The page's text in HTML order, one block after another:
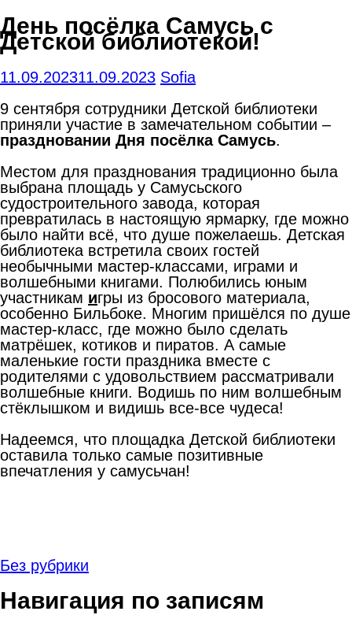
День посёлка Самусь с
Детской библиотекой!
11.09.202311.09.2023 Sofia
9 сентября сотрудники Детской библиотеки
приняли участие в замечательном событии –
праздновании Дня посёлка Самусь.
Местом для празднования традиционно была
выбрана площадь у Самусьского
судостроительного завода, которая
превратилась в настоящую ярмарку, где можно
было найти всё, что душе пожелаешь. Детская
библиотека встретила своих гостей
необычными мастер-классами, играми и
волшебными книгами. Полюбились юным
участникам игры из бросового материала,
особенно Бильбоке. Многим пришёлся по душе
мастер-класс, где можно было сделать
матрёшек, котиков и пиратов. А самые
маленькие гости праздника вместе с
родителями с удовольствием рассматривали
волшебные книги. Водишь по ним волшебным
стёклышком и видишь все-все чудеса!
Надеемся, что площадка Детской библиотеки
оставила только самые позитивные
впечатления у самусьчан!
Без рубрики
Навигация по записям